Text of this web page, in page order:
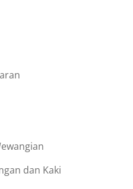
dan Kaki